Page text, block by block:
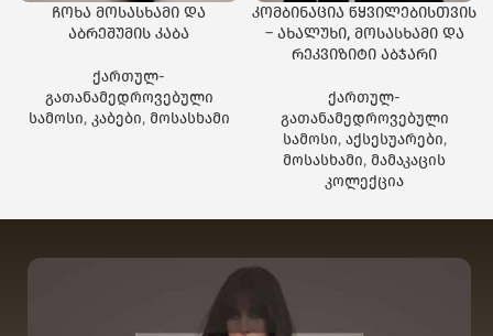
ჩოხა მოსასხამი და
აბრეშუმის კაბა
ქართულ-
გათანამედროვებული
სამოსი, კაბები, მოსასხამი
კომბინაცია წყვილებისთვის
– ახალუხი, მოსასხამი და
რეკვიზიტი აბჯარი
ქართულ-
გათანამედროვებული
სამოსი, აქსესუარები,
მოსასხამი, მამაკაცის
კოლექცია